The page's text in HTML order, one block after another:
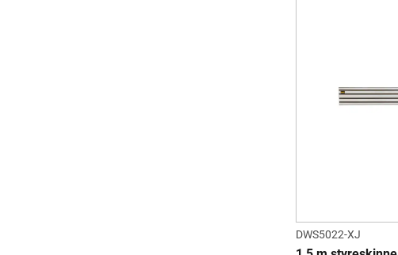
DWS5022-XJ